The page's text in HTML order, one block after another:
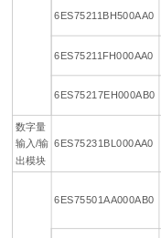
6ES75211BH500AA0
6ES75211FH000AA0
6ES75217EH000AB0
数字量
输入/输
出模块
6ES75231BL000AA0
6ES75501AA000AB0